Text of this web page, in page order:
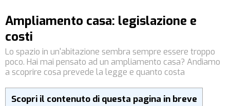
Ampliamento casa: legislazione e
costi
Lo spazio in un'abitazione sembra sempre essere troppo
poco. Hai mai pensato ad un ampliamento casa? Andiamo
a scoprire cosa prevede la legge e quanto costa
Scopri il contenuto di questa pagina in breve